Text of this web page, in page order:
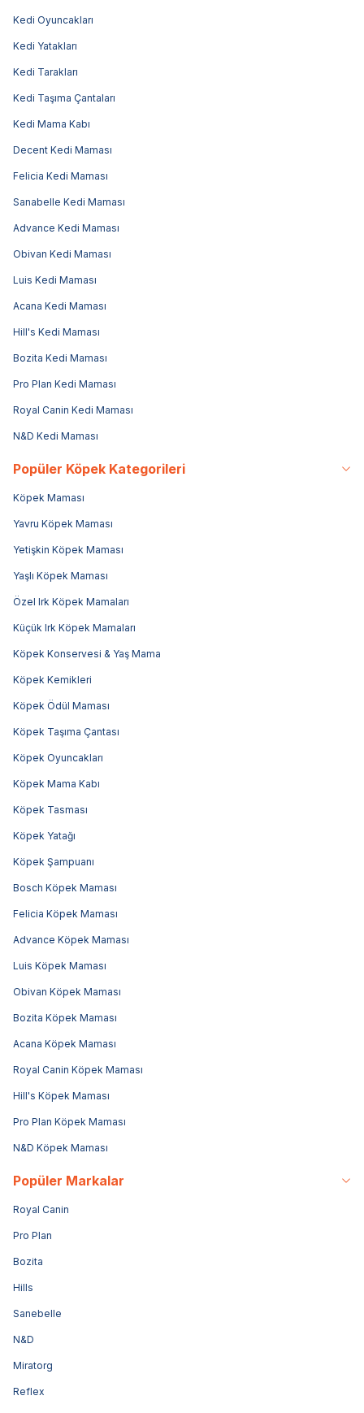
Kedi Oyuncakları
Kedi Yatakları
Kedi Tarakları
Kedi Taşıma Çantaları
Kedi Mama Kabı
Decent Kedi Maması
Felicia Kedi Maması
Sanabelle Kedi Maması
Advance Kedi Maması
Obivan Kedi Maması
Luis Kedi Maması
Acana Kedi Maması
Hill's Kedi Maması
Bozita Kedi Maması
Pro Plan Kedi Maması
Royal Canin Kedi Maması
N&D Kedi Maması
Popüler Köpek Kategorileri
Köpek Maması
Yavru Köpek Maması
Yetişkin Köpek Maması
Yaşlı Köpek Maması
Özel Irk Köpek Mamaları
Küçük Irk Köpek Mamaları
Köpek Konservesi & Yaş Mama
Köpek Kemikleri
Köpek Ödül Maması
Köpek Taşıma Çantası
Köpek Oyuncakları
Köpek Mama Kabı
Köpek Tasması
Köpek Yatağı
Köpek Şampuanı
Bosch Köpek Maması
Felicia Köpek Maması
Advance Köpek Maması
Luis Köpek Maması
Obivan Köpek Maması
Bozita Köpek Maması
Acana Köpek Maması
Royal Canin Köpek Maması
Hill's Köpek Maması
Pro Plan Köpek Maması
N&D Köpek Maması
Popüler Markalar
Royal Canin
Pro Plan
Bozita
Hills
Sanebelle
N&D
Miratorg
Reflex